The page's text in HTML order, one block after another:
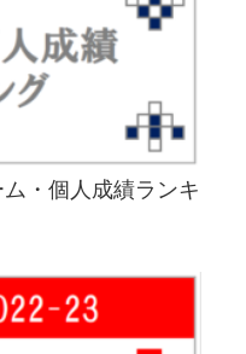
ム・個人成績ランキ